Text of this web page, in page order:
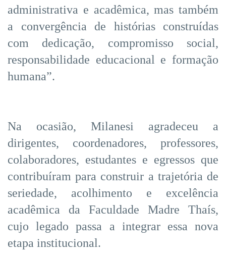
administrativa e acadêmica, mas também
a convergência de histórias construídas
com dedicação, compromisso social,
responsabilidade educacional e formação
humana”.
Na ocasião, Milanesi agradeceu a
dirigentes, coordenadores, professores,
colaboradores, estudantes e egressos que
contribuíram para construir a trajetória de
seriedade, acolhimento e excelência
acadêmica da Faculdade Madre Thaís,
cujo legado passa a integrar essa nova
etapa institucional.